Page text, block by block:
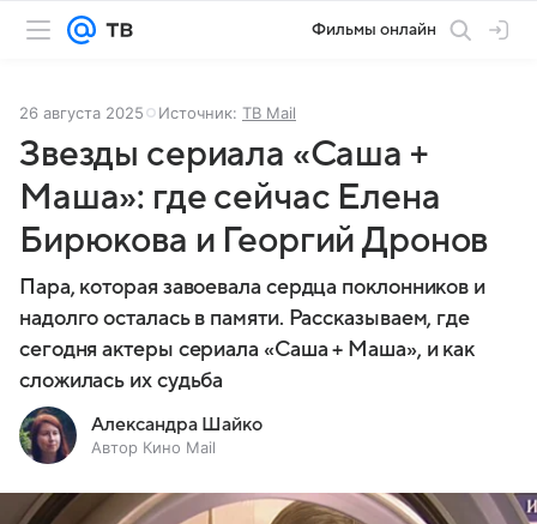
Фильмы онлайн
26 августа 2025 Источник: ТВ Mail
Звезды сериала «Саша +
Маша»: где сейчас Елена
Бирюкова и Георгий Дронов
Пара, которая завоевала сердца поклонников и
надолго осталась в памяти. Рассказываем, где
сегодня актеры сериала «Саша + Маша», и как
сложилась их судьба
Александра Шайко
Автор Кино Mail